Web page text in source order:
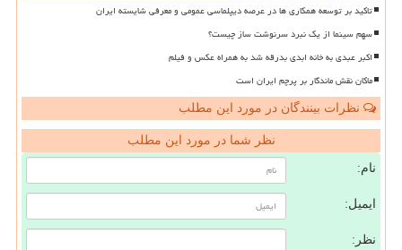
تاکید بر توسعه همکاری ها در عرصه دیپلماسی عمومی و معرفی شایسته ایران
سهم سینما از یک نبرد سرنوشت ساز چیست؟
اکبر عبدی به خانه ابدی بدرقه شد به همراه عکس و فیلم
ماکان نقش ماندگار بر پرچم ایران است
نظرات بینندگان در مورد این مطلب
نظر شما در مورد این مطلب
نام:
ایمیل:
نظر: